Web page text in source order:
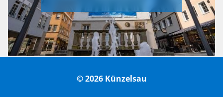
© 2026 Künzelsau